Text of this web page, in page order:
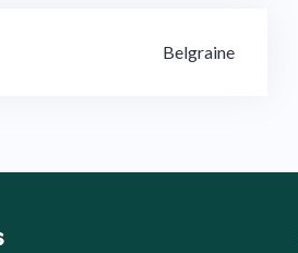
Belgraine